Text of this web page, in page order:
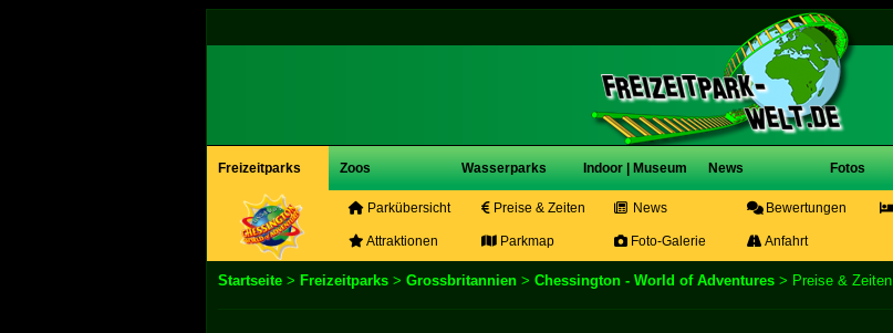
Freizeitparks Zoos Wasserparks Indoor | Museum News Fotos
Parkübersicht Preise & Zeiten News Bewertungen
Attraktionen Parkmap Foto-Galerie Anfahrt
Startseite > Freizeitparks > Grossbritannien > Chessington - World of Adventures > Preise & Zeiten